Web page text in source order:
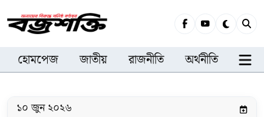
হোমপেজ জাতীয় রাজনীতি অর্থনীতি
১০ জুন ২০২৬